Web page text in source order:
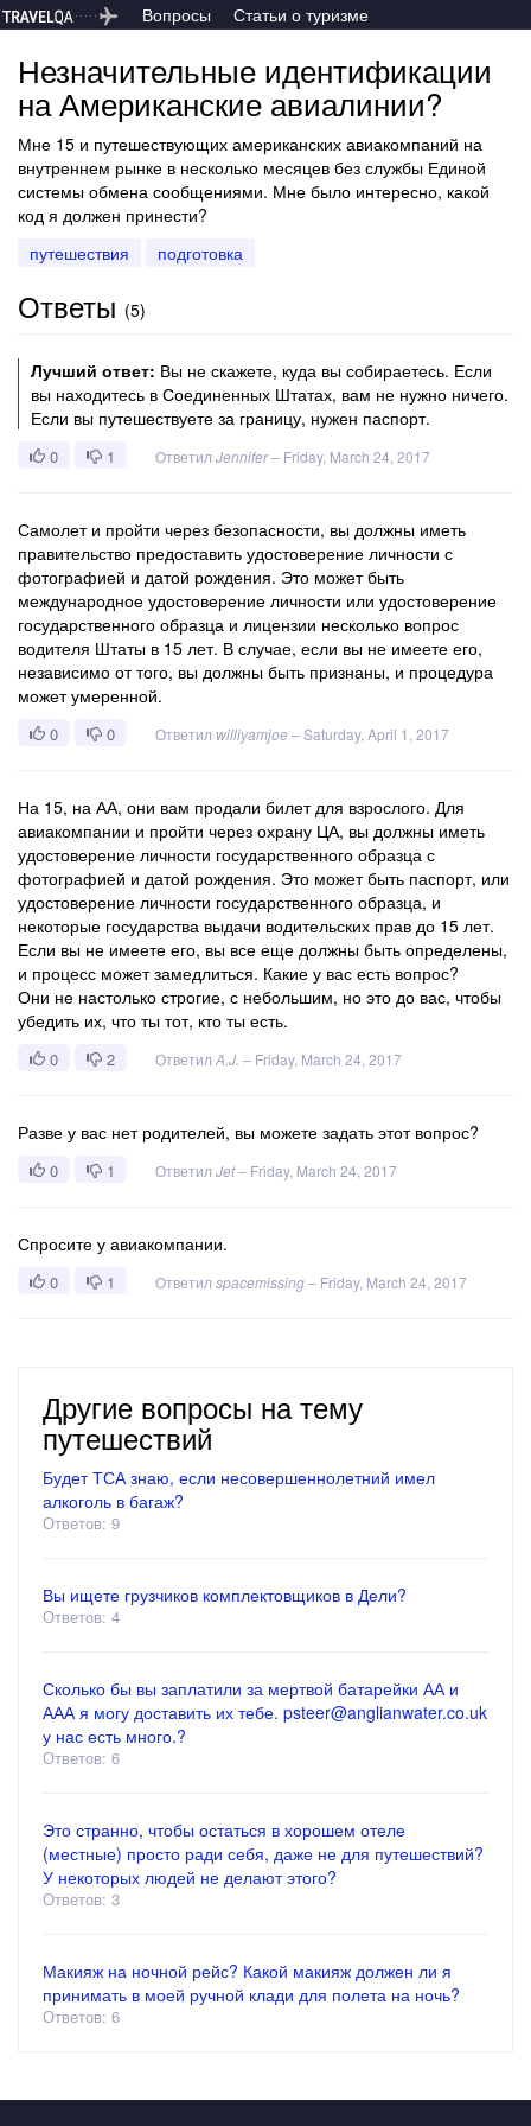
Вопросы Статьи о туризме
Незначительные идентификации
на Американские авиалинии?
Мне 15 и путешествующих американских авиакомпаний на
внутреннем рынке в несколько месяцев без службы Единой
системы обмена сообщениями. Мне было интересно, какой
код я должен принести?
путешествия
подготовка
Ответы (5)
Лучший ответ: Вы не скажете, куда вы собираетесь. Если
вы находитесь в Соединенных Штатах, вам не нужно ничего.
Если вы путешествуете за границу, нужен паспорт.
0 1 Ответил Jennifer– Friday, March 24, 2017
Самолет и пройти через безопасности, вы должны иметь
правительство предоставить удостоверение личности с
фотографией и датой рождения. Это может быть
международное удостоверение личности или удостоверение
государственного образца и лицензии несколько вопрос
водителя Штаты в 15 лет. В случае, если вы не имеете его,
независимо от того, вы должны быть признаны, и процедура
может умеренной.
0 0 Ответил williyamjoe–Saturday, April 1, 2017
На 15, на АА, они вам продали билет для взрослого. Для
авиакомпании и пройти через охрану ЦА, вы должны иметь
удостоверение личности государственного образца с
фотографией и датой рождения. Это может быть паспорт, или
удостоверение личности государственного образца, и
некоторые государства выдачи водительских прав до 15 лет.
Если вы не имеете его, вы все еще должны быть определены,
и процесс может замедлиться. Какие у вас есть вопрос?
Они не настолько строгие, с небольшим, но это до вас, чтобы
убедить их, что ты тот, кто ты есть.
0 2 Ответил A.J. – Friday, March 24, 2017
Разве у вас нет родителей, вы можете задать этот вопрос?
0 1 Ответил Jet– Friday, March 24, 2017
Спросите у авиакомпании.
0 1 Ответил spacemissing– Friday, March 24, 2017
Другие вопросы на тему
путешествий
Будет ТСА знаю, если несовершеннолетний имел
алкоголь в багаж?
Ответов: 9
Вы ищете грузчиков комплектовщиков в Дели?
Ответов: 4
Сколько бы вы заплатили за мертвой батарейки АА и
ААА я могу доставить их тебе. psteer@anglianwater.co.uk
у нас есть много.?
Ответов: 6
Это странно, чтобы остаться в хорошем отеле
(местные) просто ради себя, даже не для путешествий?
У некоторых людей не делают этого?
Ответов: 3
Макияж на ночной рейс? Какой макияж должен ли я
принимать в моей ручной клади для полета на ночь?
Ответов: 6